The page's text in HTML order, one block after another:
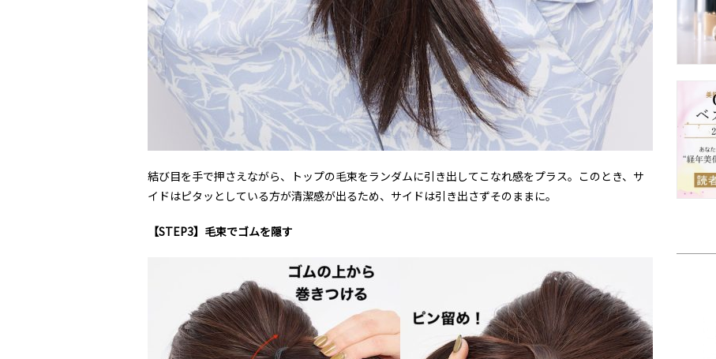
結び目を手で押さえながら、トップの毛束をランダムに引き出してこなれ感をプラス。このとき、サ
イドはピタッとしている方が清潔感が出るため、サイドは引き出さずそのままに。
【STEP3】毛束でゴムを隠す